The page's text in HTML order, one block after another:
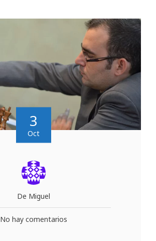
3
Oct
De Miguel
No hay comentarios